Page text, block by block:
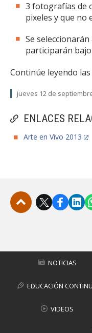
ENLACES
Arte en Vivo 2013
3 fotografías de
pixeles y que no
Se
participarán
Continúe leyendo las
jueves 12 de
NOTICIAS
EDUCACIÓN
VIDEOS